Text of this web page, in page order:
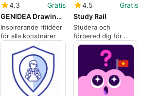
4.3
Gratis
GENIDEA Drawing Ideas
Inspirerande ritidéer
för alla konstnärer
4.5
Gratis
Study Rail
Studera och
förbered dig för
järnvägsprov